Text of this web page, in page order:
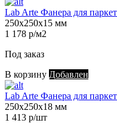
Lab Arte Фанера для
250х250х15 мм
1 178 р/м2
Под заказ
В корзину Добавлен
Lab Arte Фанера для
250х250х18 мм
1 413 р/шт